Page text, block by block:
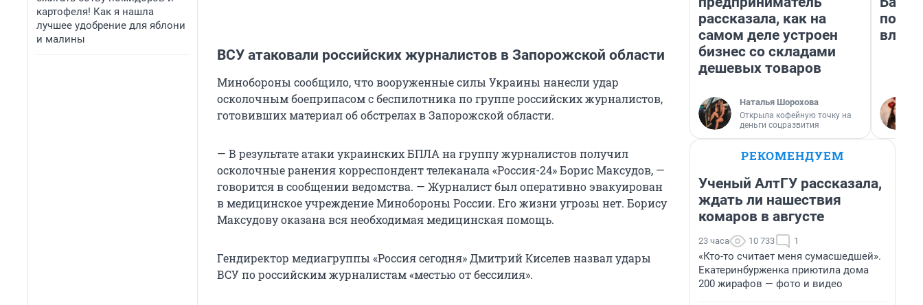
картофеля! Как я нашла
лучшее удобрение для яблони
и малины
ВСУ атаковали российских журналистов в Запорожской области
Минобороны сообщило, что вооруженные силы Украины нанесли удар
осколочным боеприпасом с беспилотника по группе российских журналистов,
готовивших материал об обстрелах в Запорожской области.
— В результате атаки украинских БПЛА на группу журналистов получил
осколочные ранения корреспондент телеканала «Россия-24» Борис Максудов, —
говорится в сообщении ведомства. — Журналист был оперативно эвакуирован
в медицинское учреждение Минобороны России. Его жизни угрозы нет. Борису
Максудову оказана вся необходимая медицинская помощь.
Гендиректор медиагруппы «Россия сегодня» Дмитрий Киселев назвал удары
ВСУ по российским журналистам «местью от бессилия».
рассказала, как на
самом деле устроен
бизнес со складами
дешевых товаров
Наталья Шорохова
Открыла кофейную точку на
деньги соцразвития
РЕКОМЕНДУЕМ
Ученый АлтГУ рассказала,
ждать ли нашествия
комаров в августе
23 часа 10 733 1
«Кто-то считает меня сумасшедшей».
Екатеринбурженка приютила дома
200 жирафов — фото и видео